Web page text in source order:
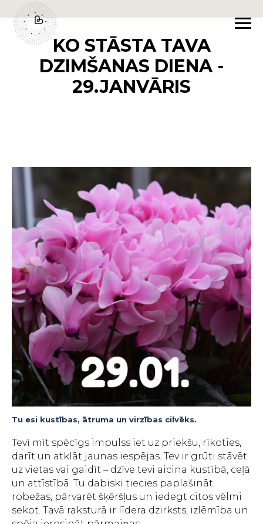
KO STĀSTA TAVA
DZIMŠANAS DIENA -
29.JANVĀRIS
Tu esi kustības, ātruma un virzības cilvēks.
Tevī mīt spēcīgs impulss iet uz priekšu, rīkoties,
darīt un atklāt jaunas iespējas. Tev ir grūti stāvēt
uz vietas vai gaidīt – dzīve tevi aicina kustībā, ceļā
un attīstībā. Tu dabiski tiecies paplašināt
robežas, pārvarēt šķēršļus un iedegt citos vēlmi
sekot. Tavā raksturā ir līdera dzirksts, izlēmība un